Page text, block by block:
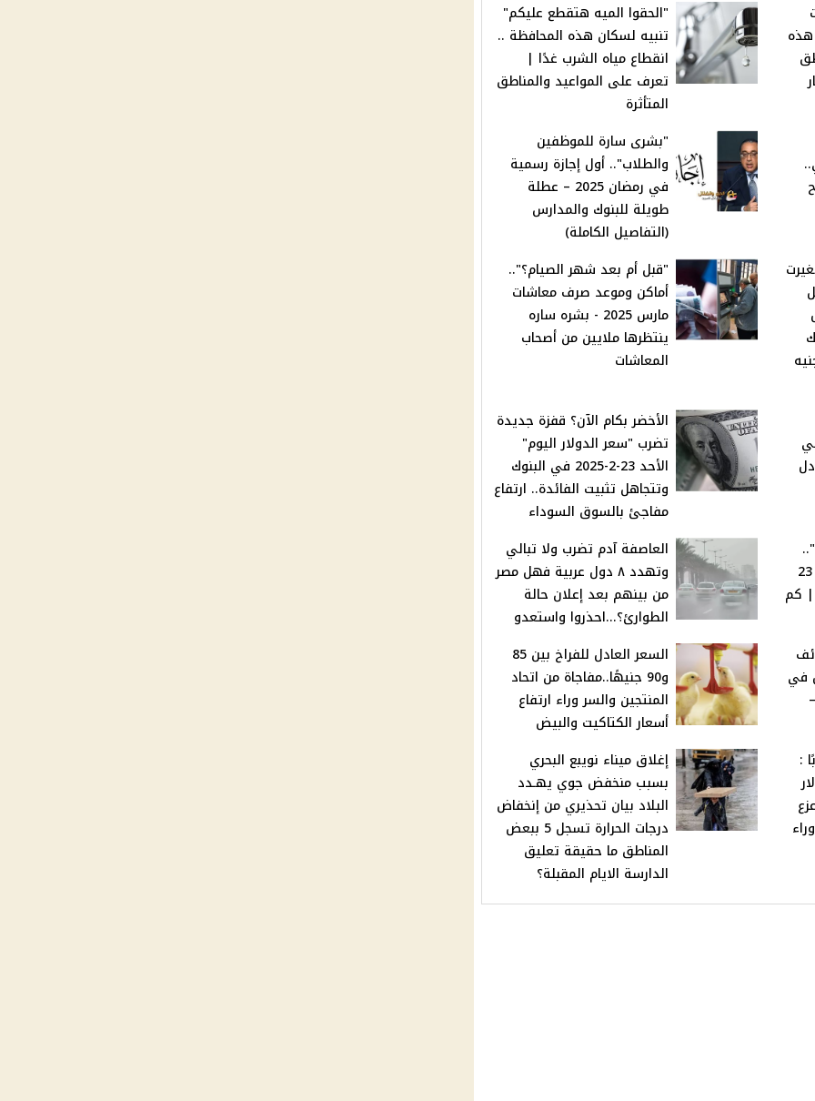
هذه
"الحقوا الميه هتقطع عليكم"
تنبيه لسكان هذه المحافظة ..
انقطاع مياه الشرب غدًا |
تعرف على المواعيد والمناطق
المتأثرة
"بشرى سارة للموظفين
والطلاب".. أول إجازة رسمية
في رمضان 2025 – عطلة
طويلة للبنوك والمدارس
(التفاصيل الكاملة)
"قبل أم بعد شهر الصيام؟"..
أماكن وموعد صرف معاشات
مارس 2025 - بشره ساره
ينتظرها ملايين من أصحاب
المعاشات
الأخضر بكام الآن؟ قفزة جديدة
تضرب "سعر الدولار اليوم"
الأحد 23-2-2025 في البنوك
وتتجاهل تثبيت الفائدة.. ارتفاع
مفاجئ بالسوق السوداء
"عقب أخر تراجع لـ عيار 21"..
أسعار الذهب اليوم الأحد 23
| كم
العاصفة آدم تضرب ولا تبالي
وتهدد ٨ دول عربية فهل مصر
من بينهم بعد إعلان حالة
الطوارئ؟...احذروا واستعدو
في
السعر العادل للفراخ بين 85
و90 جنيهًا..مفاجاة من اتحاد
المنتجين والسر وراء ارتفاع
أسعار الكتاكيت والبيض
:
إغلاق ميناء نويبع البحري
بسبب منخفض جوي يهـدد
البلاد بيان تحذيري من إنخفاض
درجات الحرارة تسجل 5 ببعض
المناطق ما حقيقة تعليق
الدارسة الايام المقبلة؟